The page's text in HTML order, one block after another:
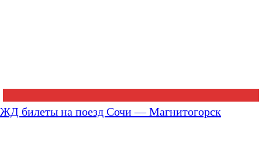
ЖД билеты на поезд Сочи — Магнитогорск